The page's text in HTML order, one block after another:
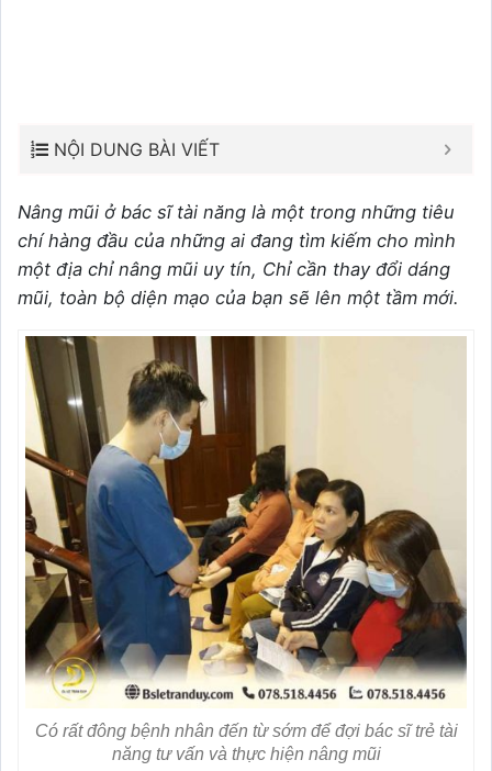
NỘI DUNG BÀI VIẾT
Nâng mũi ở bác sĩ tài năng là một trong những tiêu
chí hàng đầu của những ai đang tìm kiếm cho mình
một địa chỉ nâng mũi uy tín, Chỉ cần thay đổi dáng
mũi, toàn bộ diện mạo của bạn sẽ lên một tầm mới.
Có rất đông bệnh nhân đến từ sớm để đợi bác sĩ trẻ tài
năng tư vấn và thực hiện nâng mũi